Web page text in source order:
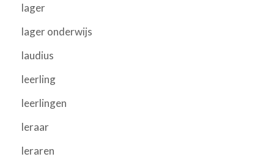
lager
lager onderwijs
laudius
leerling
leerlingen
leraar
leraren